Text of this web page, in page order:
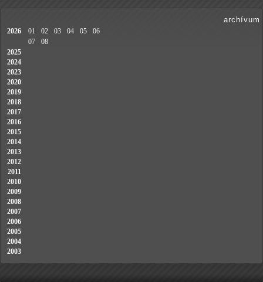
archívum
2026 01 02 03 04 05
06
07
08
2025
2024
2023
2020
2019
2018
2017
2016
2015
2014
2013
2012
2011
2010
2009
2008
2007
2006
2005
2004
2003